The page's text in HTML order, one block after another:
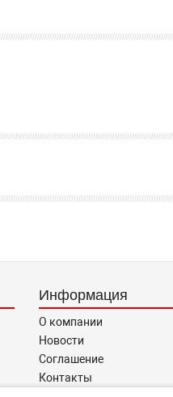
Информация
О компании
Новости
Соглашение
Контакты